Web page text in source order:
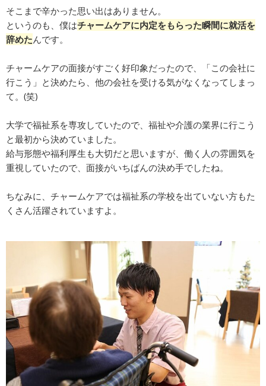
そこまで辛かった思い出はありません。
というのも、僕はチャームケアに内定をもらった瞬間に就活を
辞めたんです。
チャームケアの面接がすごく好印象だったので、「この会社に
行こう」と決めたら、他の会社を受ける気がなくなってしまっ
て。(笑)
大学で福祉系を専攻していたので、福祉や介護の業界に行こう
と最初から決めていました。
給与形態や福利厚生も大切だと思いますが、働く人の雰囲気を
重視していたので、面接がいちばんの決め手でしたね。
ちなみに、チャームケアでは福祉系の学校を出ていない方もた
くさん活躍されていますよ。